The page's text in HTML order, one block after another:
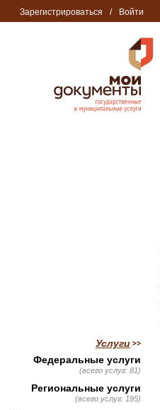
Зарегистрироваться / Войти
Услуги
Федеральные услуги
(всего услуг: 81)
Региональные услуги
(всего услуг: 195)